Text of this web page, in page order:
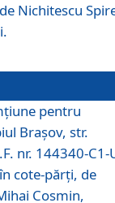
Nichitescu
pentru
Braşov, str.
nr. 144340-C1-
cote-părți, de
Cosmin,